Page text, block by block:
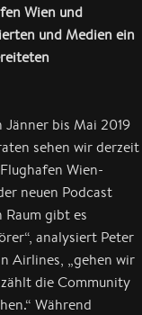
Wien und
und Medien ein
Jänner bis Mai 2019
sehen wir derzeit
Wien-
neuen Podcast
Raum gibt es
analysiert Peter
Airlines, „gehen wir
die Community
Während